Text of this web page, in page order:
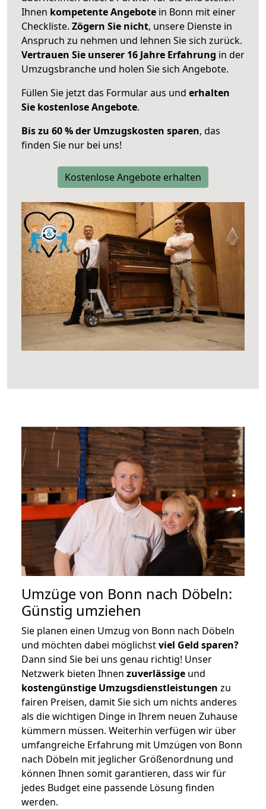
Ihnen kompetente Angebote in Bonn mit einer
Checkliste. Zögern Sie nicht, unsere Dienste in
Anspruch zu nehmen und lehnen Sie sich zurück.
Vertrauen Sie unserer 16 Jahre Erfahrung in der
Umzugsbranche und holen Sie sich Angebote.
Füllen Sie jetzt das Formular aus und erhalten
Sie kostenlose Angebote.
Bis zu 60 % der Umzugskosten sparen, das
finden Sie nur bei uns!
Kostenlose Angebote erhalten
Umzüge von Bonn nach Döbeln:
Günstig umziehen
Sie planen einen Umzug von Bonn nach Döbeln
und möchten dabei möglichstviel Geld sparen?
Dann sind Sie bei uns genau richtig! Unser
Netzwerk bieten Ihnen zuverlässige und
kostengünstige Umzugsdienstleistungen zu
fairen Preisen, damit Sie sich um nichts anderes
als die wichtigen Dinge in Ihrem neuen Zuhause
kümmern müssen. Weiterhin verfügen wir über
umfangreiche Erfahrung mit Umzügen von Bonn
nach Döbeln mit jeglicher Größenordnung und
können Ihnen somit garantieren, dass wir für
jedes Budget eine passende Lösung finden
werden.